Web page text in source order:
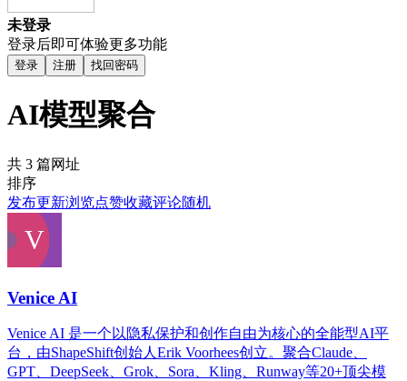
未登录
登录后即可体验更多功能
登录 注册 找回密码
AI模型聚合
共 3 篇网址
排序
发布更新浏览点赞收藏评论随机
Venice AI
Venice AI 是一个以隐私保护和创作自由为核心的全能型AI平
台，由ShapeShift创始人Erik Voorhees创立。聚合Claude、
GPT、DeepSeek、Grok、Sora、Kling、Runway等20+顶尖模